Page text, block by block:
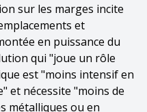
sur les marges incite
et
en puissance du
qui "joue un rôle
est "moins intensif en
et nécessite "moins de
métalliques ou en